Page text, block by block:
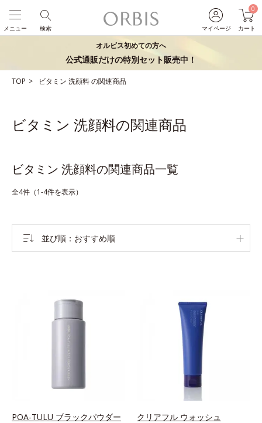
マイページ
0
カート
検索
メニュー
オルビス初めての方へ
公式通販だけの特別セット販売中！
TOP ビタミン 洗顔料の関連商品
ビタミン 洗顔料の関連商品
ビタミン 洗顔料の関連商品一覧
全4件（1-4件を表示）
並び順 おすすめ順
POA-TULU ブラックパウダー
クリアフル ウォッシュ